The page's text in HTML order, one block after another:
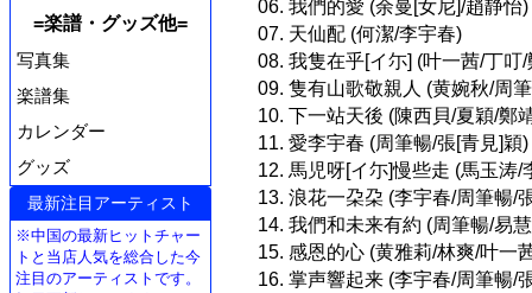
=楽譜・グッズ他=
写真集
楽譜集
カレンダー
グッズ
最新注目アーティスト
※中国の最新ヒットチャー
トと当店人気を総合した今
注目のアーティストです。
06. 我們的愛 (余曼[女尼]/趙静怡)
07. 天仙配 (何潔/李宇春)
08. 我隻在乎[イ尓] (叶一茜/丁叮
09. 隻有山歌敬親人 (黄婉秋/周
10. 下一站天後 (陳西貝/夏穎/鄭
11. 愛李宇春 (周筆暢/張[青見]穎)
12. 馬児呀[イ尓]慢些走 (馬玉涛/
13. 浪花一朶朶 (李宇春/周筆暢/
14. 我們和未来有約 (周筆暢/易
15. 感恩的心 (黄雅莉/林爽/叶一
16. 掌声響起来 (李宇春/周筆暢/